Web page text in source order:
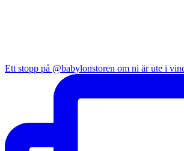
Ett stopp på @babylonstoren om ni är ute i